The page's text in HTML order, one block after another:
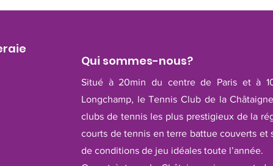
Qui sommes-nous?
Situé à 20min du centre de Paris et à
Longchamp, le Tennis Club de la
clubs de tennis les plus prestigieux de la
courts de tennis en terre battue couverts et
de conditions de jeu idéales toute l’année.